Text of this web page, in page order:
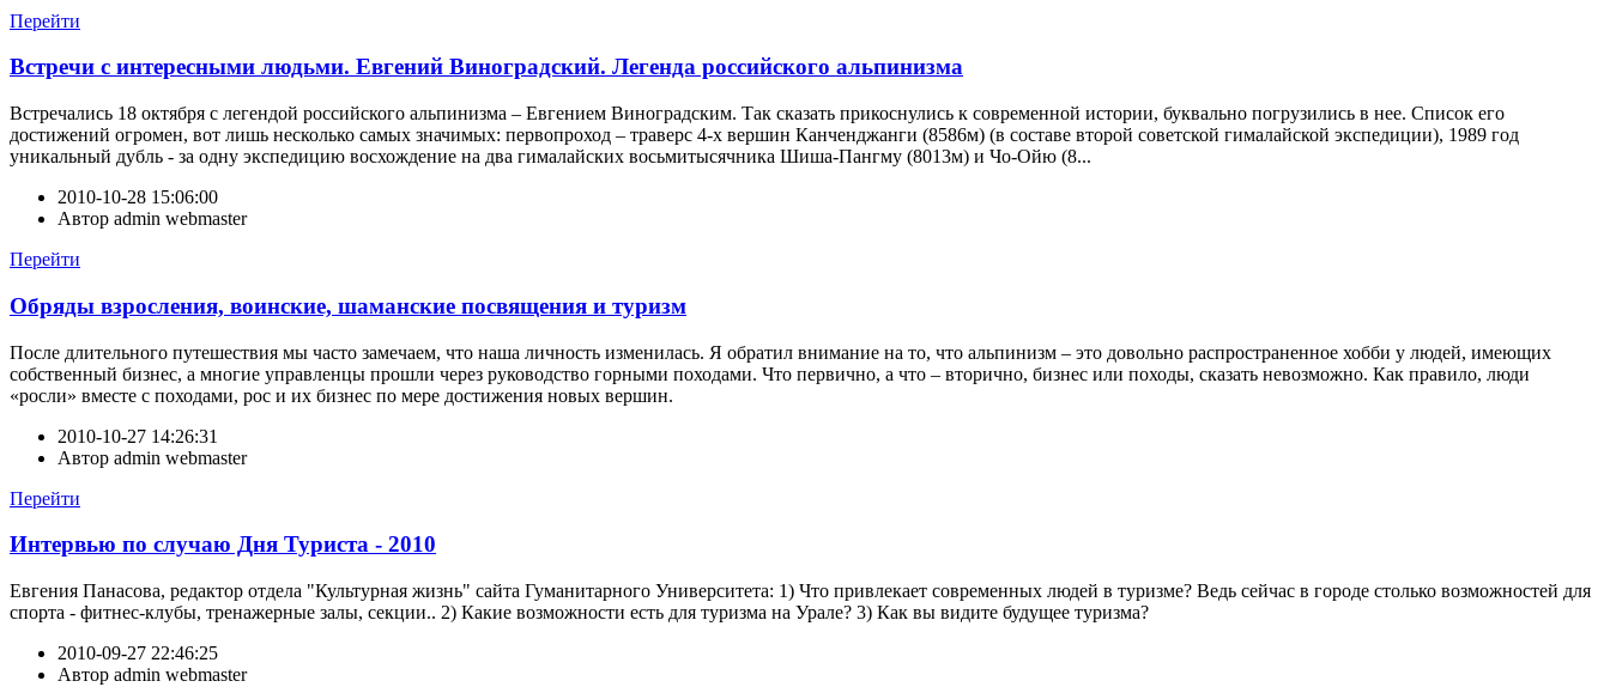
Перейти
Встречи с интересными людьми. Евгений Виноградский. Легенда российского альпинизма
Встречались 18 октября с легендой российского альпинизма – Евгением Виноградским. Так сказать прикоснулись к современной истории, буквально погрузились в нее. Список его
достижений огромен, вот лишь несколько самых значимых: первопроход – траверс 4-х вершин Канченджанги (8586м) (в составе второй советской гималайской экспедиции), 1989 год
уникальный дубль - за одну экспедицию восхождение на два гималайских восьмитысячника Шиша-Пангму (8013м) и Чо-Ойю (8...
2010-10-28 15:06:00
Автор admin webmaster
Перейти
Обряды взросления, воинские, шаманские посвящения и туризм
После длительного путешествия мы часто замечаем, что наша личность изменилась. Я обратил внимание на то, что альпинизм – это довольно распространенное хобби у людей, имеющих
собственный бизнес, а многие управленцы прошли через руководство горными походами. Что первично, а что – вторично, бизнес или походы, сказать невозможно. Как правило, люди
«росли» вместе с походами, рос и их бизнес по мере достижения новых вершин.
2010-10-27 14:26:31
Автор admin webmaster
Перейти
Интервью по случаю Дня Туриста - 2010
Евгения Панасова, редактор отдела "Культурная жизнь" сайта Гуманитарного Университета: 1) Что привлекает современных людей в туризме? Ведь сейчас в городе столько возможностей для
спорта - фитнес-клубы, тренажерные залы, секции.. 2) Какие возможности есть для туризма на Урале? 3) Как вы видите будущее туризма?
2010-09-27 22:46:25
Автор admin webmaster